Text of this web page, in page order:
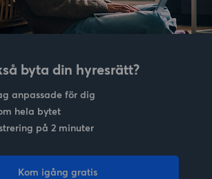
byta din hyresrätt?
anpassade för dig
hela bytet
på 2 minuter
Kom igång gratis